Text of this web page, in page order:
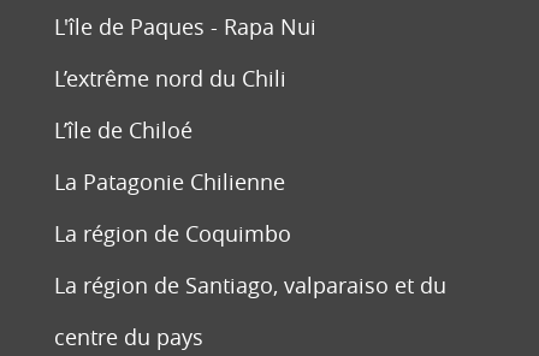
L'île de Paques - Rapa Nui
L’extrême nord du Chili
L’île de Chiloé
La Patagonie Chilienne
La région de Coquimbo
La région de Santiago, valparaiso et du
centre du pays